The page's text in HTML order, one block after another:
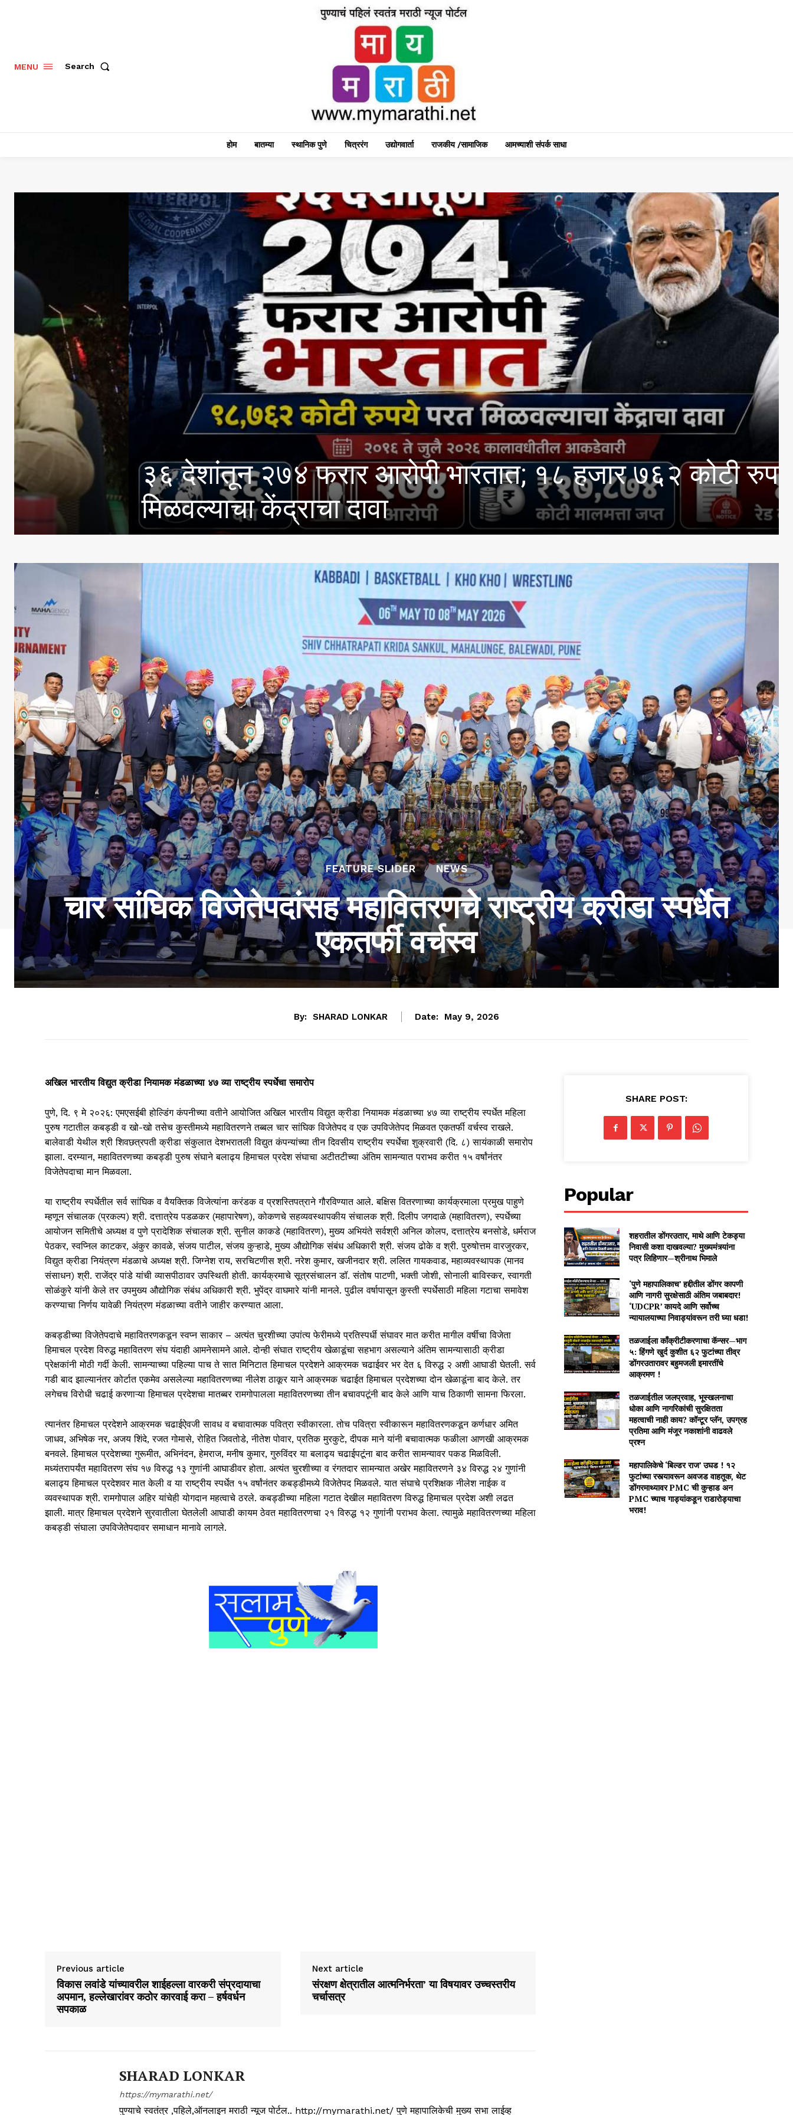
MENU Search
होम बातम्या स्थानिक पुणे चित्ररंग उद्योगवार्ता राजकीय /सामाजिक आमच्याशी संपर्क साधा
आयआयएमसी द्वारे इंग्रजी आणि मराठी पत्रकारिता अभ्यासक्रमांसाठी 13
ऑगस्ट रोजी थेट प्रवेश प्रक्रियेचे आयोजन
FEATURE SLIDER NEWS
चार सांघिक विजेतेपदांसह महावितरणचे राष्ट्रीय क्रीडा स्पर्धेत
एकतर्फी वर्चस्व
By: SHARAD LONKAR Date: May 9, 2026
अखिल भारतीय विद्युत क्रीडा नियामक मंडळाच्या ४७ व्या राष्ट्रीय स्पर्धेचा समारोप
पुणे, दि. ९ मे २०२६: एमएसईबी होल्डिंग कंपनीच्या वतीने आयोजित अखिल भारतीय विद्युत क्रीडा नियामक मंडळाच्या ४७ व्या राष्ट्रीय स्पर्धेत महिला
पुरुष गटातील कबड्डी व खो-खो तसेच कुस्तीमध्ये महावितरणने तब्बल चार सांघिक विजेतेपद व एक उपविजेतेपद मिळवत एकतर्फी वर्चस्व राखले.
बालेवाडी येथील श्री शिवछत्रपती क्रीडा संकुलात देशभरातली विद्युत कंपन्यांच्या तीन दिवसीय राष्ट्रीय स्पर्धेचा शुक्रवारी (दि. ८) सायंकाळी समारोप
झाला. दरम्यान, महावितरणच्या कबड्डी पुरुष संघाने बलाढ्य हिमाचल प्रदेश संघाचा अटीतटीच्या अंतिम सामन्यात पराभव करीत १५ वर्षांनंतर
विजेतेपदाचा मान मिळवला.
या राष्ट्रीय स्पर्धेतील सर्व सांघिक व वैयक्तिक विजेत्यांना करंडक व प्रशस्तिपत्राने गौरविण्यात आले. बक्षिस वितरणाच्या कार्यक्रमाला प्रमुख पाहुणे
म्हणून संचालक (प्रकल्प) श्री. दत्तात्रेय पडळकर (महापारेषण), कोकणचे सहव्यवस्थापकीय संचालक श्री. दिलीप जगदाळे (महावितरण), स्पर्धेच्या
आयोजन समितीचे अध्यक्ष व पुणे प्रादेशिक संचालक श्री. सुनील काकडे (महावितरण), मुख्य अभियंते सर्वश्री अनिल कोलप, दत्तात्रेय बनसोडे, धर्मराज
पेठकर, स्वप्निल काटकर, अंकुर कावळे, संजय पाटील, संजय कुऱ्हाडे, मुख्य औद्योगिक संबंध अधिकारी श्री. संजय ढोके व श्री. पुरुषोत्तम वारजुरकर,
विद्युत क्रीडा नियंत्रण मंडळाचे अध्यक्ष श्री. जिग्नेश राय, सरचिटणीस श्री. नरेश कुमार, खजीनदार श्री. ललित गायकवाड, महाव्यवस्थापक (मानव
संसाधन) श्री. राजेंद्र पांडे यांची व्यासपीठावर उपस्थिती होती. कार्यक्रमाचे सूत्रसंचालन डॉ. संतोष पाटणी, भक्ती जोशी, सोनाली बाविस्कर, स्वागती
सोळंकुरे यांनी केले तर उपमुख्य औद्योगिक संबंध अधिकारी श्री. भुपेंद्र वाघमारे यांनी मानले. पुढील वर्षापासून कुस्ती स्पर्धेसाठी महिला गटाचा समावेश
करण्याचा निर्णय यावेळी नियंत्रण मंडळाच्या वतीने जाहीर करण्यात आला.
कबड्डीच्या विजेतेपदाचे महावितरणकडून स्वप्न साकार – अत्यंत चुरशीच्या उपांत्य फेरीमध्ये प्रतिस्पर्धी संघावर मात करीत मागील वर्षीचा विजेता
हिमाचल प्रदेश विरुद्ध महावितरण संघ यंदाही आमनेसामने आले. दोन्ही संघात राष्ट्रीय खेळाडूंचा सहभाग असल्याने अंतिम सामन्यासाठी क्रीडा
प्रेक्षकांनी मोठी गर्दी केली. सामन्याच्या पहिल्या पाच ते सात मिनिटात हिमाचल प्रदेशने आक्रमक चढाईवर भर देत ६ विरुद्ध २ अशी आघाडी घेतली. सर्व
गडी बाद झाल्यानंतर कोर्टात एकमेव असलेल्या महावितरणच्या नीलेश ठाकूर याने आक्रमक चढाईत हिमाचल प्रदेशच्या दोन खेळाडूंना बाद केले. तर
लगेचच विरोधी चढाई करणाऱ्या हिमाचल प्रदेशचा मातब्बर रामगोपालला महावितरणच्या तीन बचावपटूंनी बाद केले आणि याच ठिकाणी सामना फिरला.
त्यानंतर हिमाचल प्रदेशने आक्रमक चढाईऐवजी सावध व बचावात्मक पवित्रा स्वीकारला. तोच पवित्रा स्वीकारून महावितरणकडून कर्णधार अमित
जाधव, अभिषेक नर, अजय शिंदे, रजत गोमासे, रोहित जिवतोडे, नीतेश पोवार, प्रतिक मुरकुटे, दीपक माने यांनी बचावात्मक फळीला आणखी आक्रमक
बनवले. हिमाचल प्रदेशच्या गुरूमीत, अभिनंदन, हेमराज, मनीष कुमार, गुरुविंदर या बलाढ्य चढाईपटूंना बाद करीत सामन्यावर पकड मिळविली.
मध्यंतरापर्यंत महावितरण संघ १७ विरुद्ध १३ गुणांनी आघाडीवर होता. अत्यंत चुरशीच्या व रंगतदार सामन्यात अखेर महावितरणने ३४ विरुद्ध २४ गुणांनी
बलाढ्य हिमाचल प्रदेशवर मात केली व या राष्ट्रीय स्पर्धेत १५ वर्षांनंतर कबड्डीमध्ये विजेतेपद मिळवले. यात संघाचे प्रशिक्षक नीलेश नाईक व
व्यवस्थापक श्री. रामगोपाल अहिर यांचेही योगदान महत्वाचे ठरले. कबड्डीच्या महिला गटात देखील महावितरण विरुद्ध हिमाचल प्रदेश अशी लढत
झाली. मात्र हिमाचल प्रदेशने सुरवातीला घेतलेली आघाडी कायम ठेवत महावितरणचा २१ विरुद्ध १२ गुणांनी पराभव केला. त्यामुळे महावितरणच्या महिला
कबड्डी संघाला उपविजेतेपदावर समाधान मानावे लागले.
Previous article
विकास लवांडे यांच्यावरील शाईहल्ला वारकरी संप्रदायाचा
अपमान, हल्लेखारांवर कठोर कारवाई करा – हर्षवर्धन
सपकाळ
Next article
संरक्षण क्षेत्रातील आत्मनिर्भरता’ या विषयावर उच्चस्तरीय
चर्चासत्र
SHARAD LONKAR
https://mymarathi.net/
पुण्याचे स्वतंत्र ,पहिले,ऑनलाइन मराठी न्यूज पोर्टल.. http://mymarathi.net/ पुणे महापालिकेची मुख्य सभा लाईव्ह
SHARE POST:
Popular
शहरातील डोंगरउतार, माथे आणि टेकड्या
निवासी कशा दाखवल्या? मुख्यमंत्र्यांना
पत्र लिहिणार—श्रीनाथ भिमाले
‘पुणे महापालिकाच’ हद्दीतील डोंगर कापणी
आणि नागरी सुरक्षेसाठी अंतिम जबाबदार!
‘UDCPR’ कायदे आणि सर्वोच्च
न्यायालयाच्या निवाड्यांवरून तरी घ्या धडा!
तळजाईला काँक्रीटीकरणाचा कॅन्सर—भाग
५: हिंगणे खुर्द कुशीत ६२ फुटांच्या तीव्र
डोंगरउतारावर बहुमजली इमारतींचे
आक्रमण !
तळजाईतील जलप्रवाह, भूस्खलनाचा
धोका आणि नागरिकांची सुरक्षितता
महत्वाची नाही काय? कॉन्टूर प्लॅन, उपग्रह
प्रतिमा आणि मंजूर नकाशांनी वाढवले
प्रश्न
महापालिकेचे ‘बिल्डर राज’ उघड ! १२
फुटांच्या रस्त्यावरून अवजड वाहतूक, थेट
डोंगरमाथ्यावर PMC ची कुऱ्हाड अन
PMC च्याच गाड्यांकडून राडारोड्याचा
भराव!